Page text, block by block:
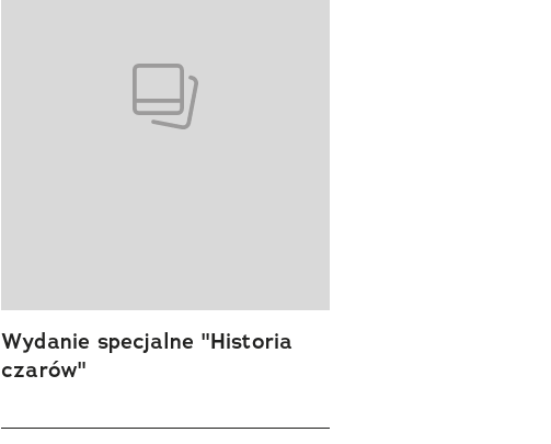
Wydanie specjalne "Historia
czarów"